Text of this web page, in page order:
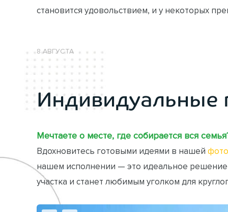
становится удовольствием, и у некоторых
8 АВГУСТА
Индивидуальные
Мечтаете о месте, где собирается вся
Вдохновитесь готовыми идеями в нашей
нашем исполнении — это идеальное
участка и станет любимым уголком для